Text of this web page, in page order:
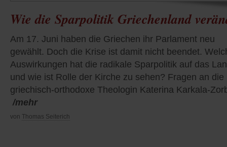
Wie die Sparpolitik Griechenland
Am 17. Juni haben die Griechen ihr Parlament neu
gewählt. Doch die Krise ist damit nicht beendet.
Auswirkungen hat die radikale Sparpolitik auf das
und wie ist Rolle der Kirche zu sehen? Fragen an die
griechisch-orthodoxe Theologin Katerina Karkala-
/mehr
von Thomas Seiterich